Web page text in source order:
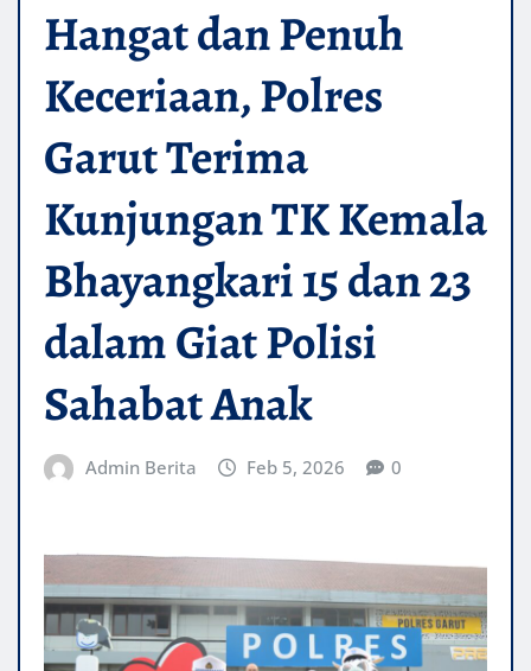
Hangat dan Penuh
Keceriaan, Polres
Garut Terima
Kunjungan TK Kemala
Bhayangkari 15 dan 23
dalam Giat Polisi
Sahabat Anak
Admin Berita Feb 5, 2026 0